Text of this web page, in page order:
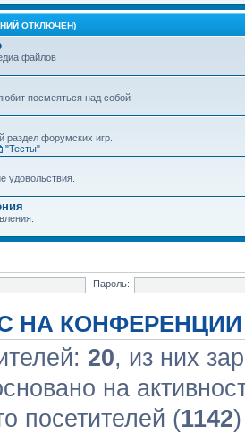
ОТКЛЮЧЕН)
файлов
посмеяться над собой
раздел форумских игр.
"Тесты"
удовольствия.
Пароль:
НА КОНФЕРЕНЦИИ
20, из них
на
посетителей (1142